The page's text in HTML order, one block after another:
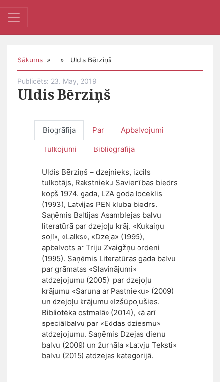
Sākums » » Uldis Bērziņš
Publicēts: 23. May, 2019
Uldis Bērziņš
Biogrāfija Par Apbalvojumi
Tulkojumi Bibliogrāfija
Uldis Bērziņš – dzejnieks, izcils
tulkotājs, Rakstnieku Savienības biedrs
kopš 1974. gada, LZA goda loceklis
(1993), Latvijas PEN kluba biedrs.
Saņēmis Baltijas Asamblejas balvu
literatūrā par dzejoļu krāj. «Kukaiņu
soļi», «Laiks», «Dzeja» (1995),
apbalvots ar Triju Zvaigžņu ordeni
(1995). Saņēmis Literatūras gada balvu
par grāmatas «Slavinājumi»
atdzejojumu (2005), par dzejoļu
krājumu «Saruna ar Pastnieku» (2009)
un dzejoļu krājumu «Izšūpojušies.
Bibliotēka ostmalā» (2014), kā arī
speciālbalvu par «Eddas dziesmu»
atdzejojumu. Saņēmis Dzejas dienu
balvu (2009) un žurnāla «Latvju Teksti»
balvu (2015) atdzejas kategorijā.